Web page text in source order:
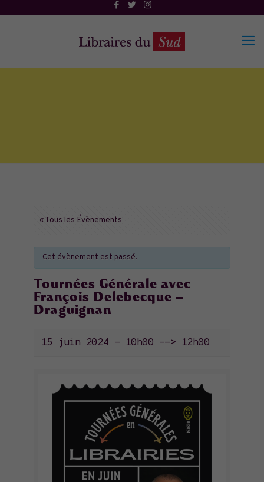
« Tous les Évènements
Cet évènement est passé.
Tournées Générale avec
François Delebecque –
Draguignan
15 juin 2024 - 10h00 --> 12h00